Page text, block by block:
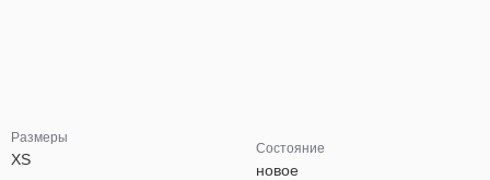
Размеры
XS
Состояние
новое